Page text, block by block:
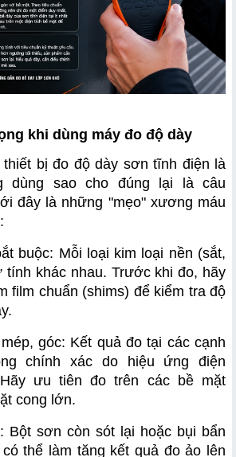
khi dùng máy đo độ dày
bị đo độ dày sơn tĩnh điện là
dùng sao cho đúng lại là câu
đây là những "mẹo" xương máu
buộc: Mỗi loại kim loại nền (sắt,
tính khác nhau. Trước khi đo, hãy
film chuẩn (shims) để kiểm tra độ
góc: Kết quả đo tại các cạnh
chính xác do hiệu ứng điện
ưu tiên đo trên các bề mặt
cong lớn.
Bột sơn còn sót lại hoặc bụi bẩn
thể làm tăng kết quả đo ảo lên